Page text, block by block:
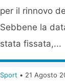
per il rinnovo
Sebbene la
stata fissata,...
Sport • 21 Agosto